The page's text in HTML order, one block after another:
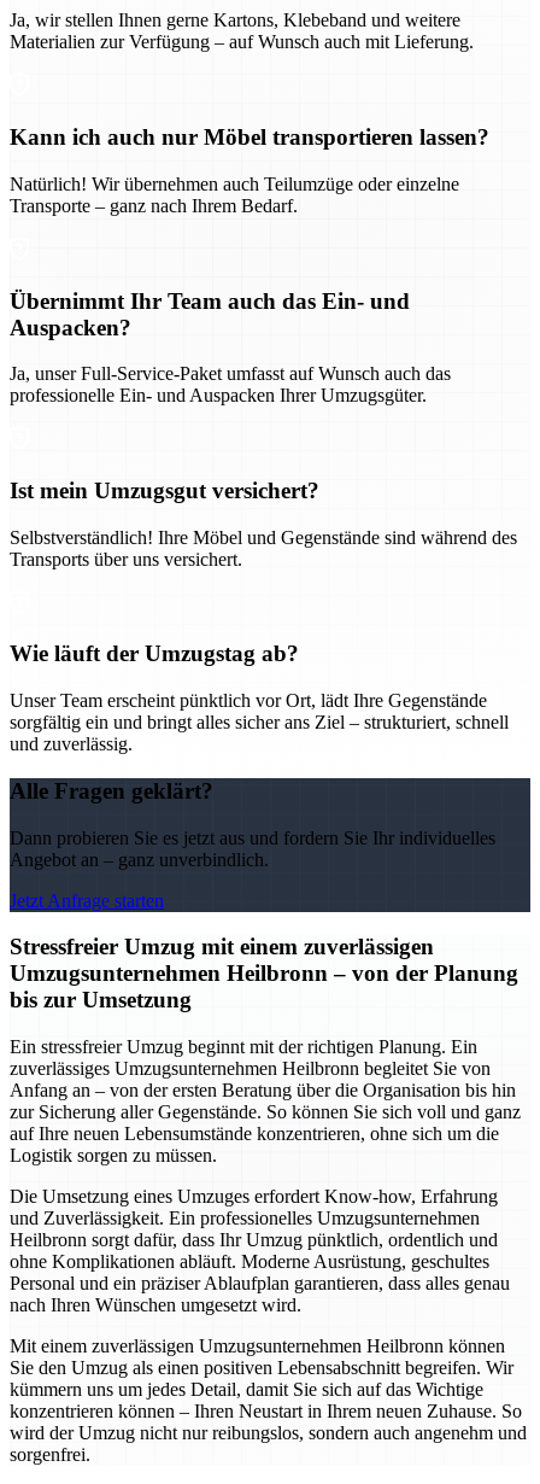
Ja, wir stellen Ihnen gerne Kartons, Klebeband und weitere
Materialien zur Verfügung – auf Wunsch auch mit Lieferung.
Kann ich auch nur Möbel transportieren lassen?
Natürlich! Wir übernehmen auch Teilumzüge oder einzelne
Transporte – ganz nach Ihrem Bedarf.
Übernimmt Ihr Team auch das Ein- und
Auspacken?
Ja, unser Full-Service-Paket umfasst auf Wunsch auch das
professionelle Ein- und Auspacken Ihrer Umzugsgüter.
Ist mein Umzugsgut versichert?
Selbstverständlich! Ihre Möbel und Gegenstände sind während des
Transports über uns versichert.
Wie läuft der Umzugstag ab?
Unser Team erscheint pünktlich vor Ort, lädt Ihre Gegenstände
sorgfältig ein und bringt alles sicher ans Ziel – strukturiert, schnell
und zuverlässig.
Alle Fragen geklärt?
Dann probieren Sie es jetzt aus und fordern Sie Ihr individuelles
Angebot an – ganz unverbindlich.
Jetzt Anfrage starten
Stressfreier Umzug mit einem zuverlässigen
Umzugsunternehmen Heilbronn – von der Planung
bis zur Umsetzung
Ein stressfreier Umzug beginnt mit der richtigen Planung. Ein
zuverlässiges Umzugsunternehmen Heilbronn begleitet Sie von
Anfang an – von der ersten Beratung über die Organisation bis hin
zur Sicherung aller Gegenstände. So können Sie sich voll und ganz
auf Ihre neuen Lebensumstände konzentrieren, ohne sich um die
Logistik sorgen zu müssen.
Die Umsetzung eines Umzuges erfordert Know-how, Erfahrung
und Zuverlässigkeit. Ein professionelles Umzugsunternehmen
Heilbronn sorgt dafür, dass Ihr Umzug pünktlich, ordentlich und
ohne Komplikationen abläuft. Moderne Ausrüstung, geschultes
Personal und ein präziser Ablaufplan garantieren, dass alles genau
nach Ihren Wünschen umgesetzt wird.
Mit einem zuverlässigen Umzugsunternehmen Heilbronn können
Sie den Umzug als einen positiven Lebensabschnitt begreifen. Wir
kümmern uns um jedes Detail, damit Sie sich auf das Wichtige
konzentrieren können – Ihren Neustart in Ihrem neuen Zuhause. So
wird der Umzug nicht nur reibungslos, sondern auch angenehm und
sorgenfrei.